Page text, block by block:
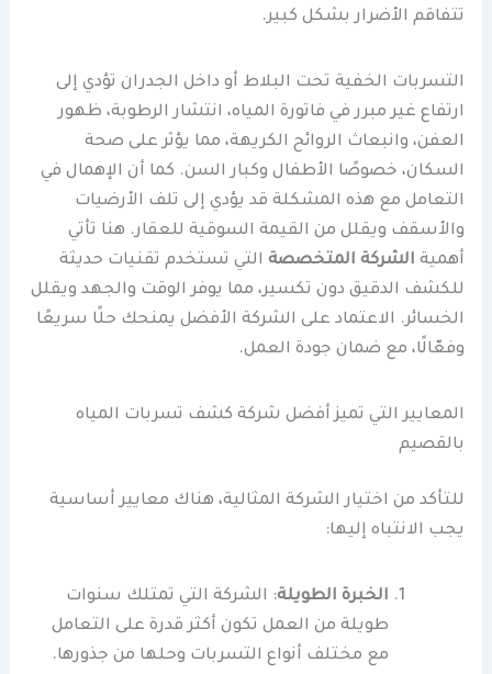
تتفاقم الأضرار بشكل كبير.
التسربات الخفية تحت البلاط أو داخل الجدران تؤدي إلى
ارتفاع غير مبرر في فاتورة المياه، انتشار الرطوبة، ظهور
العفن، وانبعاث الروائح الكريهة، مما يؤثر على صحة
السكان، خصوصًا الأطفال وكبار السن. كما أن الإهمال في
التعامل مع هذه المشكلة قد يؤدي إلى تلف الأرضيات
والأسقف ويقلل من القيمة السوقية للعقار. هنا تأتي
أهمية الشركة المتخصصة التي تستخدم تقنيات حديثة
للكشف الدقيق دون تكسير، مما يوفر الوقت والجهد ويقلل
الخسائر. الاعتماد على الشركة الأفضل يمنحك حلًا سريعًا
وفعّالًا، مع ضمان جودة العمل.
المعايير التي تميز أفضل شركة كشف تسربات المياه
بالقصيم
للتأكد من اختيار الشركة المثالية، هناك معايير أساسية
يجب الانتباه إليها:
الخبرة الطويلة: الشركة التي تمتلك سنوات
طويلة من العمل تكون أكثر قدرة على التعامل
مع مختلف أنواع التسربات وحلها من جذورها.